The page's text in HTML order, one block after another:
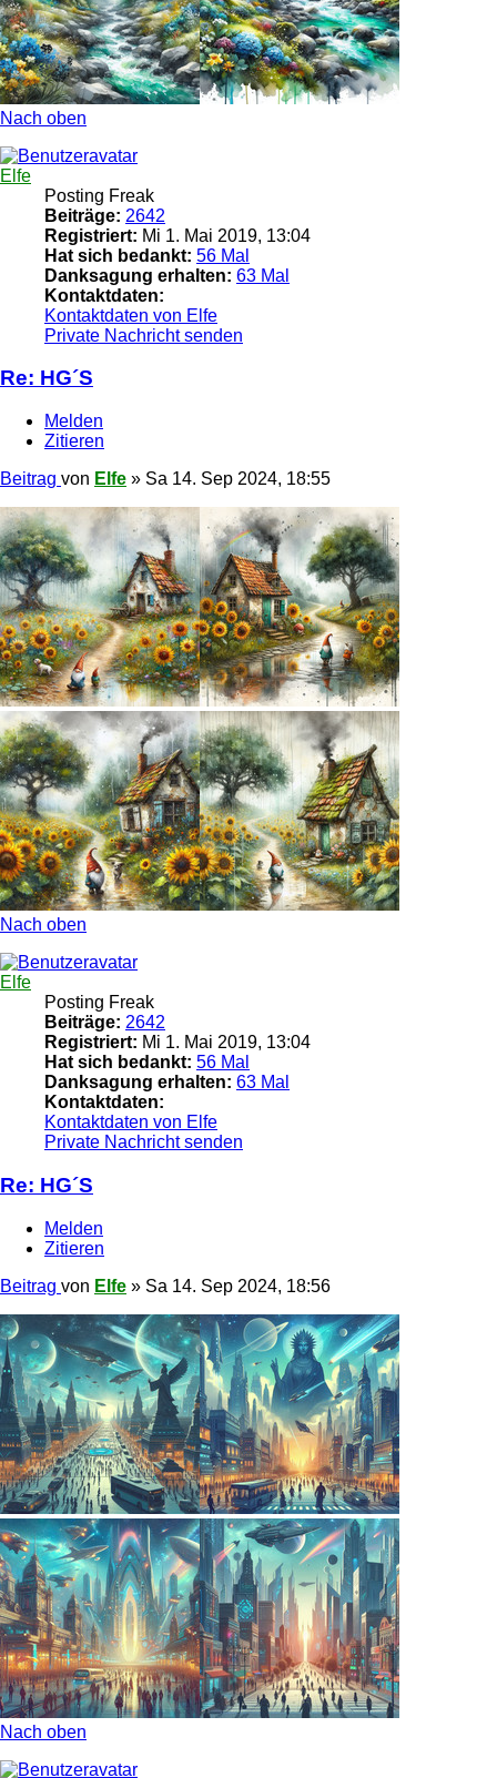
Nach oben
Elfe
Posting Freak
Beiträge: 2642
Registriert: Mi 1. Mai 2019, 13:04
Hat sich bedankt: 56 Mal
Danksagung erhalten: 63 Mal
Kontaktdaten:
Kontaktdaten von Elfe
Private Nachricht senden
Re: HG´S
Melden
Zitieren
Beitrag von Elfe » Sa 14. Sep 2024, 18:55
Nach oben
Elfe
Posting Freak
Beiträge: 2642
Registriert: Mi 1. Mai 2019, 13:04
Hat sich bedankt: 56 Mal
Danksagung erhalten: 63 Mal
Kontaktdaten:
Kontaktdaten von Elfe
Private Nachricht senden
Re: HG´S
Melden
Zitieren
Beitrag von Elfe » Sa 14. Sep 2024, 18:56
Nach oben